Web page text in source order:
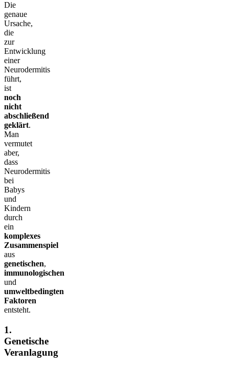
Die
genaue
Ursache,
die
zur
Entwicklung
einer
Neurodermitis
führt,
ist
noch
nicht
abschließend
geklärt.
Man
vermutet
aber,
dass
Neurodermitis
bei
Babys
und
Kindern
durch
ein
komplexes
Zusammenspiel
aus
genetischen,
immunologischen
und
umweltbedingten
Faktoren
entsteht.
1.
Genetische
Veranlagung